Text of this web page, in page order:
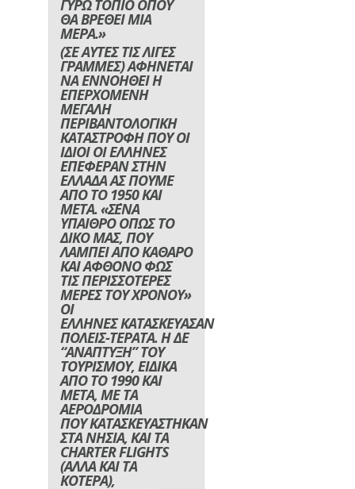
ΓΥΡΩ ΤΟΠΙΟ ΟΠΟΥ
ΘΑ ΒΡΕΘΕΙ ΜΙΑ
ΜΕΡΑ.»
(ΣΕ ΑΥΤΕΣ ΤΙΣ ΛΙΓΕΣ
ΓΡΑΜΜΕΣ) ΑΦΗΝΕΤΑΙ
ΝΑ ΕΝΝΟΗΘΕΙ Η
ΕΠΕΡΧΟΜΕΝΗ
ΜΕΓΑΛΗ
ΠΕΡΙΒΑΝΤΟΛΟΓΙΚΗ
ΚΑΤΑΣΤΡΟΦΗ ΠΟΥ ΟΙ
ΙΔΙΟΙ ΟΙ ΕΛΛΗΝΕΣ
ΕΠΕΦΕΡΑΝ ΣΤΗΝ
ΕΛΛΑΔΑ ΑΣ ΠΟΥΜΕ
ΑΠΟ ΤΟ 1950 ΚΑΙ
ΜΕΤΑ. «Σ΄ΕΝΑ
ΥΠΑΙΘΡΟ ΟΠΩΣ ΤΟ
ΔΙΚΟ ΜΑΣ, ΠΟΥ
ΛΑΜΠΕΙ ΑΠΟ ΚΑΘΑΡΟ
ΚΑΙ ΑΦΘΟΝΟ ΦΩΣ
ΤΙΣ ΠΕΡΙΣΣΟΤΕΡΕΣ
ΜΕΡΕΣ ΤΟΥ ΧΡΟΝΟΥ»
ΟΙ
ΕΛΛΗΝΕΣ ΚΑΤΑΣΚΕΥΑΣΑΝ
ΠΟΛΕΙΣ-ΤΕΡΑΤΑ. Η ΔΕ
“ΑΝΑΠΤΥΞΗ” ΤΟΥ
ΤΟΥΡΙΣΜΟΥ, ΕΙΔΙΚΑ
ΑΠΟ ΤΟ 1990 ΚΑΙ
ΜΕΤΑ, ΜΕ ΤΑ
ΑΕΡΟΔΡΟΜΙΑ
ΠΟΥ ΚΑΤΑΣΚΕΥΑΣΤΗΚΑΝ
ΣΤΑ ΝΗΣΙΑ, ΚΑΙ ΤΑ
CHARTER FLIGHTS
(ΑΛΛΑ ΚΑΙ ΤΑ
ΚΟΤΕΡΑ),